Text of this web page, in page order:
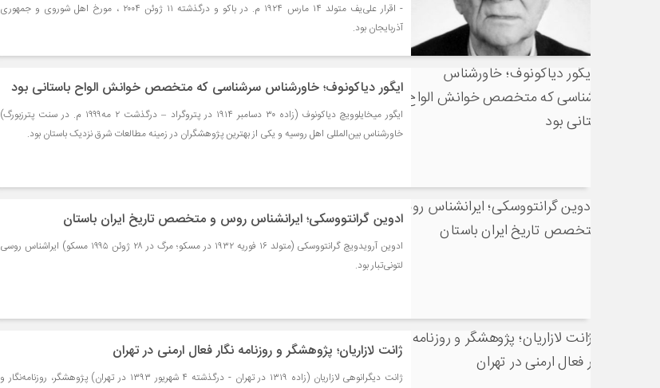
- اقرار علی‌یف متولد ۱۴ مارس ۱۹۲۴ م. در باکو و درگذشته ۱۱ ژوئن ۲۰۰۴ ، مورخ اهل شوروی و جمهوری
آذربایجان بود.
ایگور دیاکونوف؛ خاورشناس سرشناسی که متخصص خوانش الواح باستانی بود
ایگور میخایلوویچ دیاکونوف (زاده ۳۰ دسامبر ۱۹۱۴ در پتروگراد – درگذشت ۲ مه۱۹۹۹ م. در سنت پترزبورگ)
خاورشناس بین‌المللی اهل روسیه و یکی از بهترین پژوهشگران در زمینه مطالعات شرق نزدیک باستان بود.
ادوین گرانتووسکی؛ ایرانشناس روس و متخصص تاریخ ایران باستان
ادوین آرویدویچ گرانتووسکی (متولد ۱۶ فوریه ۱۹۳۲ در مسکو؛ مرگ در ۲۸ ژوئن ۱۹۹۵ مسکو) ایراشناس روسی
لتونی‌تبار بود.
ژانت لازاریان؛ پژوهشگر و روزنامه نگار فعال ارمنی در تهران
ژانت دیگرانوهی لازاریان (زاده ۱۳۱۹ در تهران - درگذشته ۴ شهریور ۱۳۹۳ در تهران) پژوهشگر، روزنامه‌نگار و